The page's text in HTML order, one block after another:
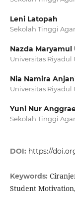
Leni Latopah
Sekolah Tinggi
Nazda Maryamul
Universitas Riyadul
Nia Namira
Universitas Riyadul
Yuni Nur
Sekolah Tinggi
DOI: https://
Keywords:
Student